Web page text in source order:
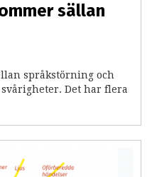
sällan
språkstörning och
Det har flera